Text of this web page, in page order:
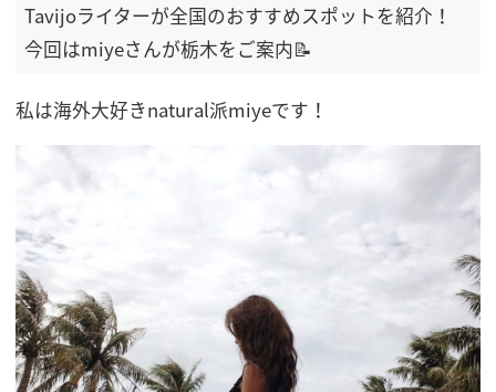
Tavijoライターが全国のおすすめスポットを紹介！
今回はmiyeさんが栃木をご案内📝
私は海外大好きnatural派miyeです！